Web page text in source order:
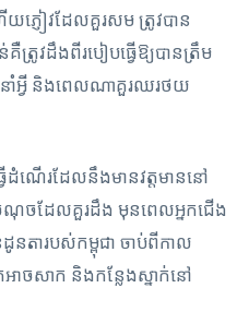
យភ្ញៀវដែលគួរសម ត្រូវបាន
ត្រូវដឹងពីរបៀបធ្វើឱ្យបានត្រឹម
នាំអ្វី និងពេលណាគួរឈរថយ
ើដំណើរដែលនឹងមានវត្តមាននៅ
ណុចដែលគួរដឹង មុនពេលអ្នកជើង
តារបស់កម្ពុជា ចាប់ពីកាល
អាចសាក និងកន្លែងស្នាក់នៅ